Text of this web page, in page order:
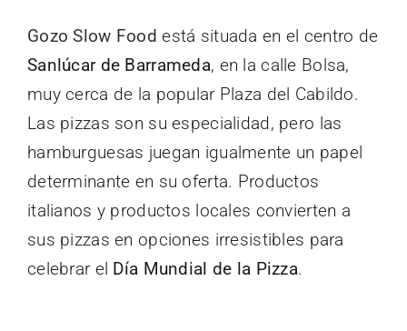
Gozo Slow Food está situada en el centro de
Sanlúcar de Barrameda, en la calle Bolsa,
muy cerca de la popular Plaza del Cabildo.
Las pizzas son su especialidad, pero las
hamburguesas juegan igualmente un papel
determinante en su oferta. Productos
italianos y productos locales convierten a
sus pizzas en opciones irresistibles para
celebrar el Día Mundial de la Pizza.